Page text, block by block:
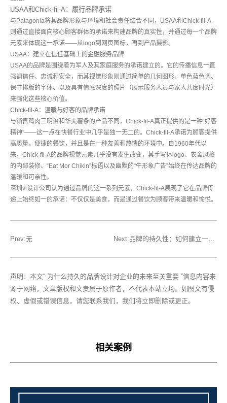
USAA和Chick-fil-A：履行品牌承诺
与Patagonia将其品牌形象与环境和社会责任结合不同，USAA和Chick-fil-A
则通过直接面向核心顾客群体的承诺来构建品牌的真实性，并通过每一个品牌
元素来体现这一承诺——从logo到网页图标，再到产品摄影。
USAA：建立在信任基础上的金融服务品牌
USAA的品牌是围绕着为军人及其家庭服务的承诺建立的。它的传播信息一直
强调信任、忠诚和安全，而其视觉形象则通过简单的几何图形、单色蓝色调、
保守排版的字体、以及具有情感深度的照片（展示服务人员与家人共度时光）
来强化这些核心价值。
Chick-fil-A：温暖与好客的品牌承诺
与销售鸡肉三明治和华夫薯条的产品不同，Chick-fil-A真正提供的是一种“好客
精神”——这一点在快餐行业中几乎是独一无二的。Chick-fil-A承诺为顾客提供
高质量、便捷的餐饮，并且是在一种友善和热情的环境中。自1960年代以
来，Chick-fil-A的品牌视觉元素几乎没有发生改变，其手写体logo、农舍风格
的内部装修、“Eat Mor Chikin”标语以及幽默的“牛形象广告”始终在传达品牌的
温暖和可亲性。
深圳vi设计公司认为通过品牌的这一系列元素，Chick-fil-A展现了它在品牌传
递上始终如一的承诺：不仅仅是美食，而是通过餐饮为顾客带来温暖和愉悦。
Prev:无 Next:品牌的持久性：如何建立一个长久的品牌设计形象
声明：本文“ 为什么持久的品牌设计对企业的未来至关重要 ”信息内容来
源于网络，文章版权和文责属于原作者，不代表本站立场。如图文有侵
权、虚假或错误信息，请您联系我们，我们将立即删除或更正。
相关案例